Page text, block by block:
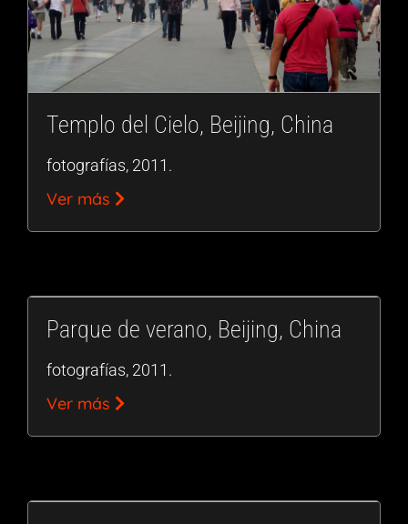
Templo del Cielo, Beijing, China
fotografías, 2011.
Ver más
Parque de verano, Beijing, China
fotografías, 2011.
Ver más